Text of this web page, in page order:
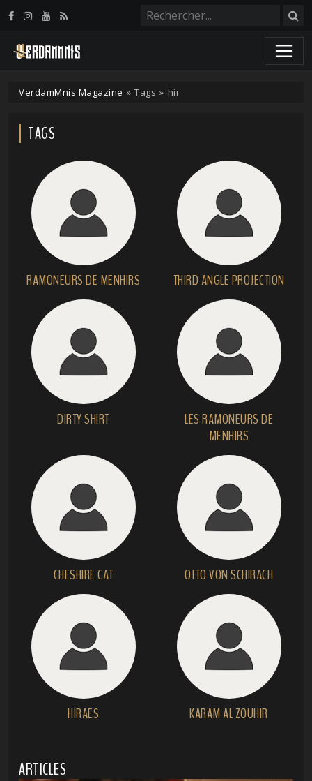
VerdamMnis Magazine » Tags » hir
TAGS
RAMONEURS DE MENHIRS THIRD ANGLE PROJECTION
DIRTY SHIRT
LES RAMONEURS DE
MENHIRS
CHESHIRE CAT OTTO VON SCHIRACH
HIRAES KARAM AL ZOUHIR
ARTICLES
Panneau de gestion des cookies